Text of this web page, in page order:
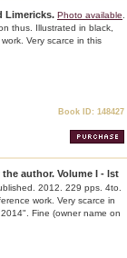
Limericks. Photo available
thus. Illustrated in black,
Very scarce in this
Book ID: 148427
author. Volume I - lst
2012. 229 pps. 4to.
work. Very scarce in
Fine (owner name on